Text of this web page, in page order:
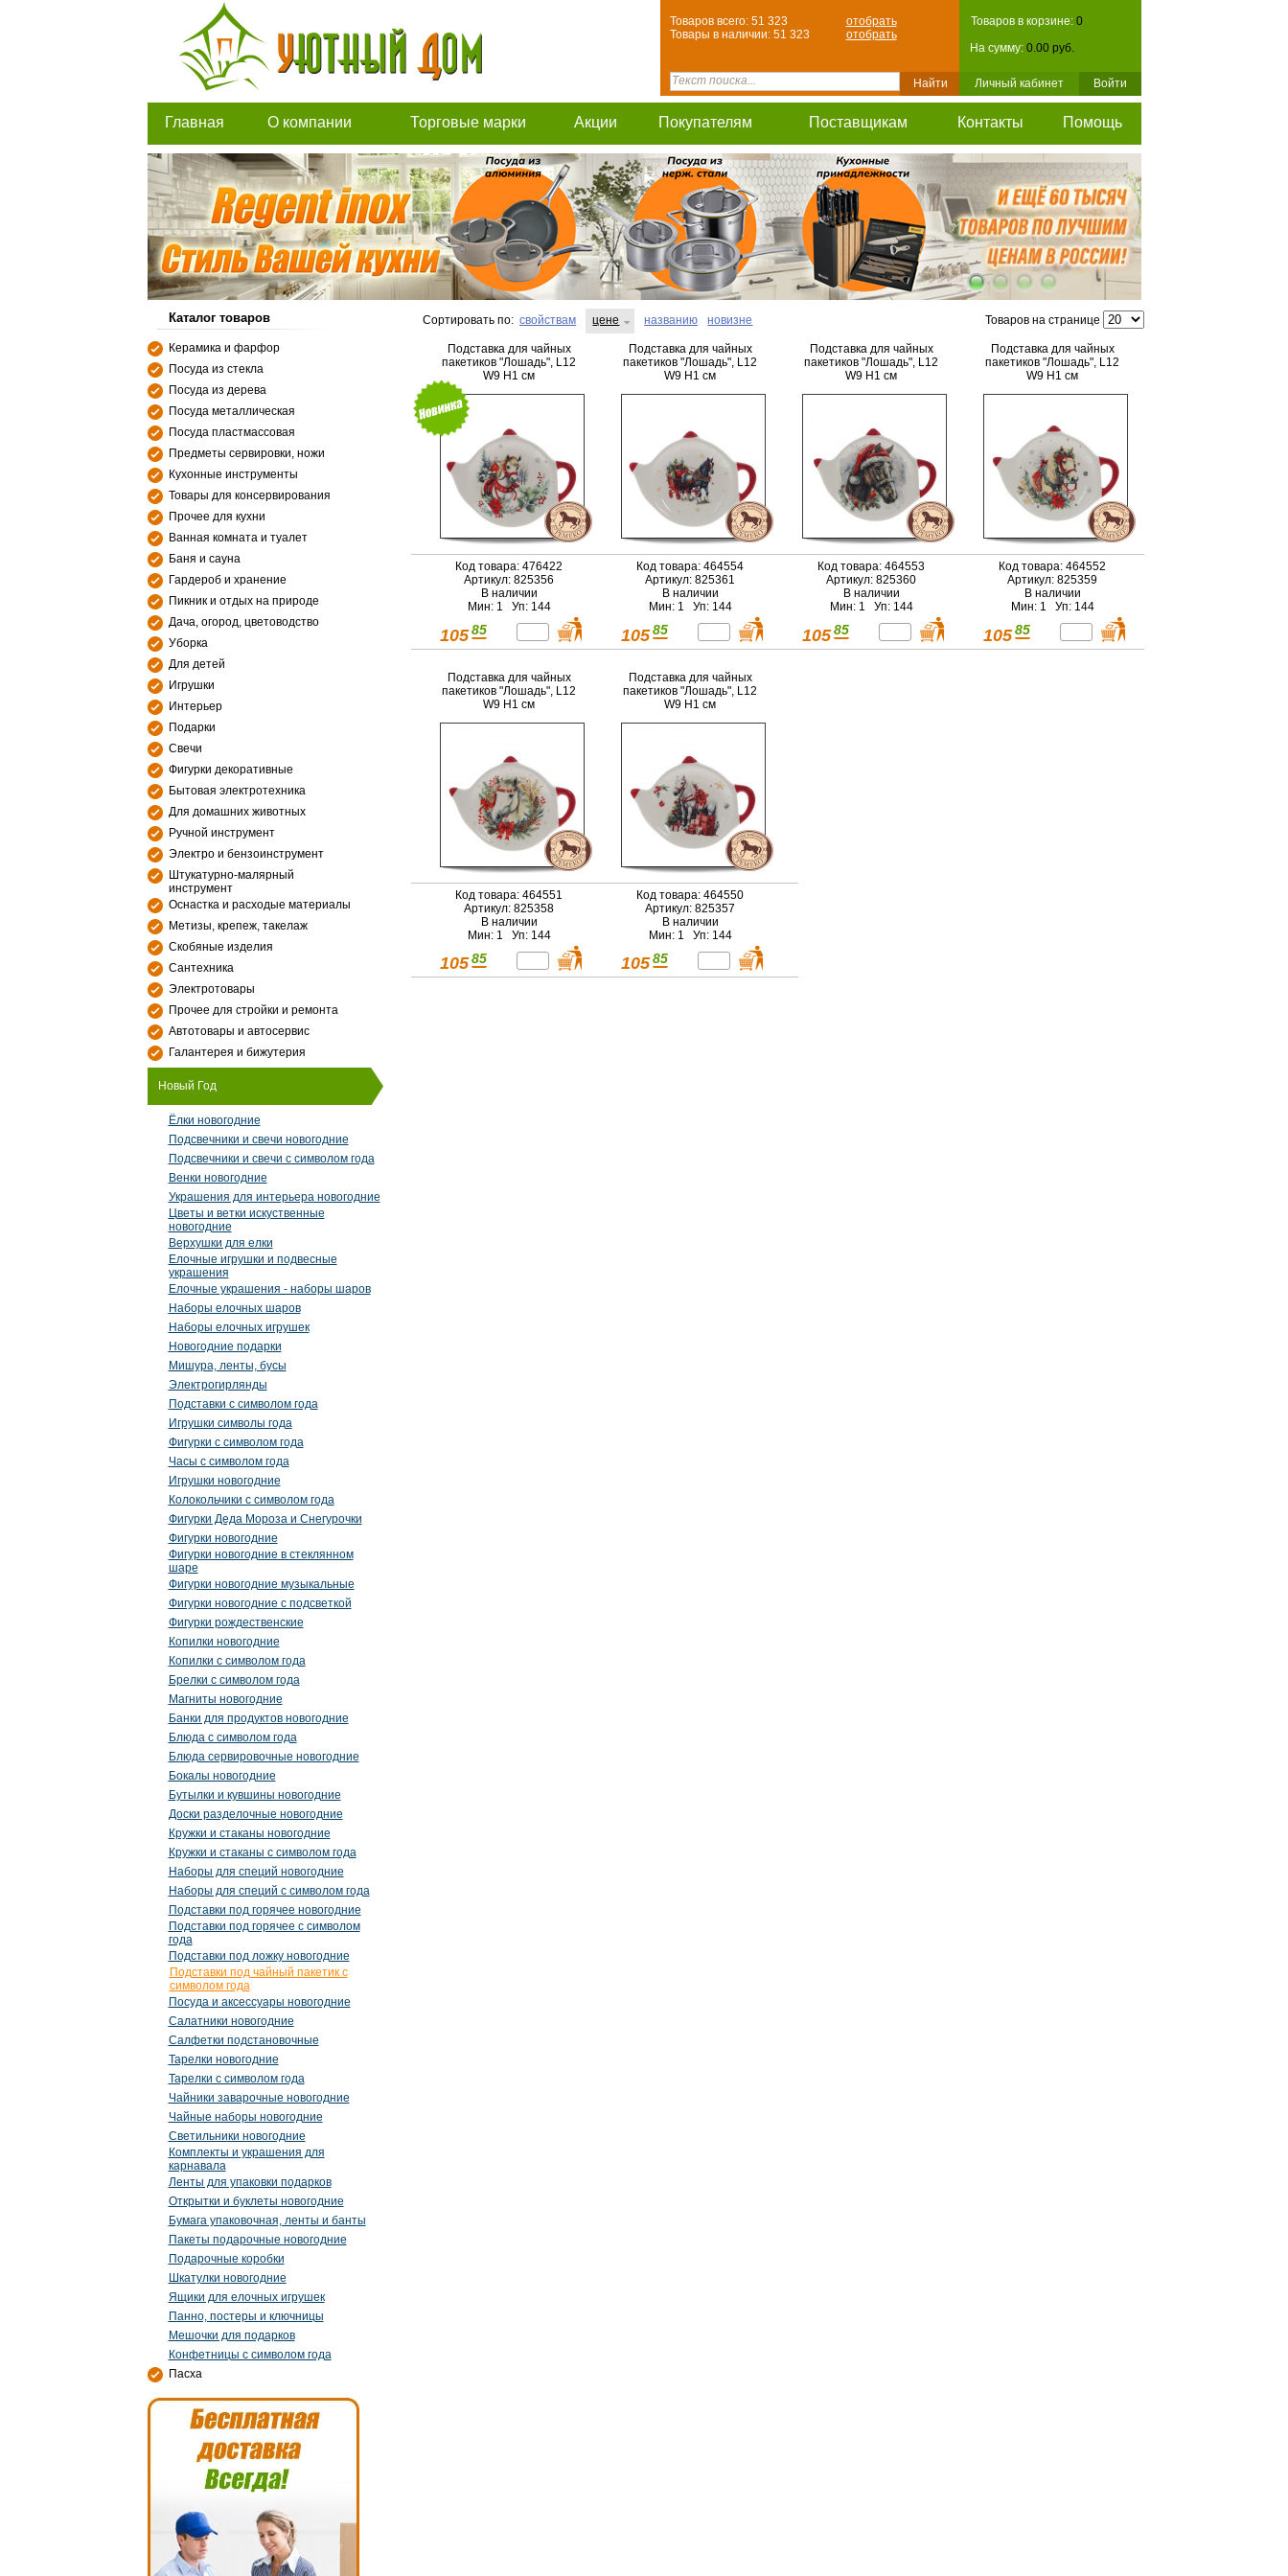
Товаров в корзине: 0
На сумму: 0.00 руб.
Личный кабинет Войти
Товаров всего: 51 323
отобрать
Товары в наличии: 51 323
отобрать
Главная О компании Торговые марки Акции Покупателям Поставщикам Контакты Помощь
Каталог товаров
Керамика и фарфор
Посуда из стекла
Посуда из дерева
Посуда металлическая
Посуда пластмассовая
Предметы сервировки, ножи
Кухонные инструменты
Товары для консервирования
Прочее для кухни
Ванная комната и туалет
Баня и сауна
Гардероб и хранение
Пикник и отдых на природе
Дача, огород, цветоводство
Уборка
Для детей
Игрушки
Интерьер
Подарки
Свечи
Фигурки декоративные
Бытовая электротехника
Для домашних животных
Ручной инструмент
Электро и бензоинструмент
Штукатурно-малярный
инструмент
Оснастка и расходые материалы
Метизы, крепеж, такелаж
Скобяные изделия
Сантехника
Электротовары
Прочее для стройки и ремонта
Автотовары и автосервис
Галантерея и бижутерия
Новый Год
Ёлки новогодние
Подсвечники и свечи новогодние
Подсвечники и свечи с символом года
Венки новогодние
Украшения для интерьера новогодние
Цветы и ветки искуственные
новогодние
Верхушки для елки
Елочные игрушки и подвесные
украшения
Елочные украшения - наборы шаров
Наборы елочных шаров
Наборы елочных игрушек
Новогодние подарки
Мишура, ленты, бусы
Электрогирлянды
Подставки с символом года
Игрушки символы года
Фигурки с символом года
Часы с символом года
Игрушки новогодние
Колокольчики с символом года
Фигурки Деда Мороза и Снегурочки
Фигурки новогодние
Фигурки новогодние в стеклянном
шаре
Фигурки новогодние музыкальные
Фигурки новогодние с подсветкой
Фигурки рождественские
Копилки новогодние
Копилки с символом года
Брелки с символом года
Магниты новогодние
Банки для продуктов новогодние
Блюда с символом года
Блюда сервировочные новогодние
Бокалы новогодние
Бутылки и кувшины новогодние
Доски разделочные новогодние
Кружки и стаканы новогодние
Кружки и стаканы с символом года
Наборы для специй новогодние
Наборы для специй с символом года
Подставки под горячее новогодние
Подставки под горячее с символом
года
Подставки под ложку новогодние
Подставки под чайный пакетик с
символом года
Посуда и аксессуары новогодние
Салатники новогодние
Салфетки подстановочные
Тарелки новогодние
Тарелки с символом года
Чайники заварочные новогодние
Чайные наборы новогодние
Светильники новогодние
Комплекты и украшения для
карнавала
Ленты для упаковки подарков
Открытки и буклеты новогодние
Бумага упаковочная, ленты и банты
Пакеты подарочные новогодние
Подарочные коробки
Шкатулки новогодние
Ящики для елочных игрушек
Панно, постеры и ключницы
Мешочки для подарков
Конфетницы с символом года
Пасха
Сортировать по: свойствам цене названию новизне Товаров на странице
Подставка для чайных
пакетиков "Лошадь", L12
W9 H1 см
Код товара: 476422
Артикул: 825356
В наличии
Мин: 1 Уп: 144
105 85
Подставка для чайных
пакетиков "Лошадь", L12
W9 H1 см
Код товара: 464554
Артикул: 825361
В наличии
Мин: 1 Уп: 144
105 85
Подставка для чайных
пакетиков "Лошадь", L12
W9 H1 см
Код товара: 464553
Артикул: 825360
В наличии
Мин: 1 Уп: 144
105 85
Подставка для чайных
пакетиков "Лошадь", L12
W9 H1 см
Код товара: 464552
Артикул: 825359
В наличии
Мин: 1 Уп: 144
105 85
Подставка для чайных
пакетиков "Лошадь", L12
W9 H1 см
Код товара: 464551
Артикул: 825358
В наличии
Мин: 1 Уп: 144
105 85
Подставка для чайных
пакетиков "Лошадь", L12
W9 H1 см
Код товара: 464550
Артикул: 825357
В наличии
Мин: 1 Уп: 144
105 85